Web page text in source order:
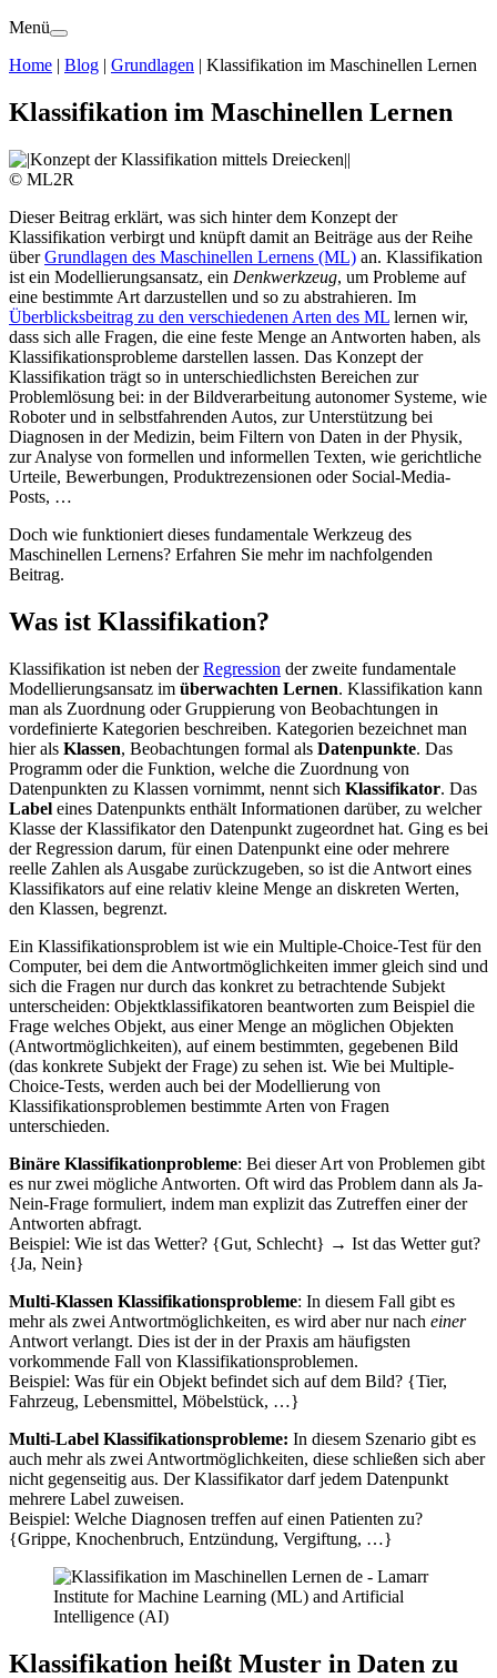
Menü
Home | Blog | Grundlagen | Klassifikation im Maschinellen Lernen
Klassifikation im Maschinellen Lernen
© ML2R
Dieser Beitrag erklärt, was sich hinter dem Konzept der
Klassifikation verbirgt und knüpft damit an Beiträge aus der Reihe
überGrundlagen des Maschinellen Lernens (ML) an. Klassifikation
ist ein Modellierungsansatz, ein Denkwerkzeug, um Probleme auf
eine bestimmte Art darzustellen und so zu abstrahieren. Im
Überblicksbeitrag zu den verschiedenen Arten des ML lernen wir,
dass sich alle Fragen, die eine feste Menge an Antworten haben, als
Klassifikationsprobleme darstellen lassen. Das Konzept der
Klassifikation trägt so in unterschiedlichsten Bereichen zur
Problemlösung bei: in der Bildverarbeitung autonomer Systeme, wie
Roboter und in selbstfahrenden Autos, zur Unterstützung bei
Diagnosen in der Medizin, beim Filtern von Daten in der Physik,
zur Analyse von formellen und informellen Texten, wie gerichtliche
Urteile, Bewerbungen, Produktrezensionen oder Social-Media-
Posts, …
Doch wie funktioniert dieses fundamentale Werkzeug des
Maschinellen Lernens? Erfahren Sie mehr im nachfolgenden
Beitrag.
Was ist Klassifikation?
Klassifikation ist neben derRegression der zweite fundamentale
Modellierungsansatz im überwachten Lernen. Klassifikation kann
man als Zuordnung oder Gruppierung von Beobachtungen in
vordefinierte Kategorien beschreiben. Kategorien bezeichnet man
hier als Klassen, Beobachtungen formal als Datenpunkte. Das
Programm oder die Funktion, welche die Zuordnung von
Datenpunkten zu Klassen vornimmt, nennt sich Klassifikator. Das
Label eines Datenpunkts enthält Informationen darüber, zu welcher
Klasse der Klassifikator den Datenpunkt zugeordnet hat. Ging es bei
der Regression darum, für einen Datenpunkt eine oder mehrere
reelle Zahlen als Ausgabe zurückzugeben, so ist die Antwort eines
Klassifikators auf eine relativ kleine Menge an diskreten Werten,
den Klassen, begrenzt.
Ein Klassifikationsproblem ist wie ein Multiple-Choice-Test für den
Computer, bei dem die Antwortmöglichkeiten immer gleich sind und
sich die Fragen nur durch das konkret zu betrachtende Subjekt
unterscheiden: Objektklassifikatoren beantworten zum Beispiel die
Frage welches Objekt, aus einer Menge an möglichen Objekten
(Antwortmöglichkeiten), auf einem bestimmten, gegebenen Bild
(das konkrete Subjekt der Frage) zu sehen ist. Wie bei Multiple-
Choice-Tests, werden auch bei der Modellierung von
Klassifikationsproblemen bestimmte Arten von Fragen
unterschieden.
Binäre Klassifikationprobleme: Bei dieser Art von Problemen gibt
es nur zwei mögliche Antworten. Oft wird das Problem dann als Ja-
Nein-Frage formuliert, indem man explizit das Zutreffen einer der
Antworten abfragt.
Beispiel: Wie ist das Wetter? {Gut, Schlecht} → Ist das Wetter gut?
{Ja, Nein}
Multi-Klassen Klassifikationsprobleme: In diesem Fall gibt es
mehr als zwei Antwortmöglichkeiten, es wird aber nur nach einer
Antwort verlangt. Dies ist der in der Praxis am häufigsten
vorkommende Fall von Klassifikationsproblemen.
Beispiel: Was für ein Objekt befindet sich auf dem Bild? {Tier,
Fahrzeug, Lebensmittel, Möbelstück, …}
Multi-Label Klassifikationsprobleme: In diesem Szenario gibt es
auch mehr als zwei Antwortmöglichkeiten, diese schließen sich aber
nicht gegenseitig aus. Der Klassifikator darf jedem Datenpunkt
mehrere Label zuweisen.
Beispiel: Welche Diagnosen treffen auf einen Patienten zu?
{Grippe, Knochenbruch, Entzündung, Vergiftung, …}
Klassifikation heißt Muster in Daten zu